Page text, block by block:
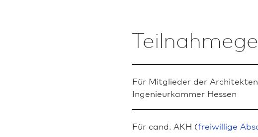
Für Mitglieder der
Ingenieurkammer Hessen
Für cand. AKH (freiwillige